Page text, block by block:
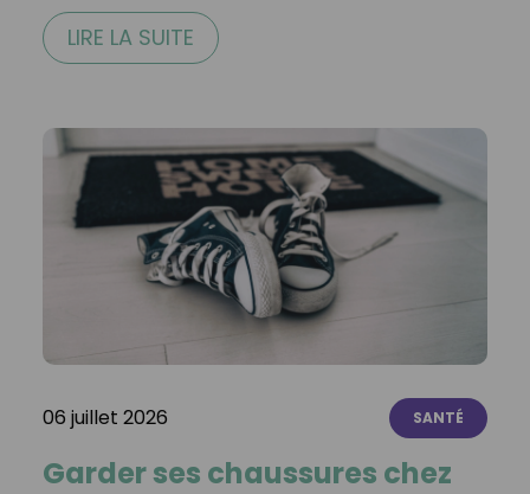
LIRE LA SUITE
06 juillet 2026 SANTÉ
Garder ses chaussures chez